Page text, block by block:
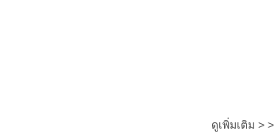
ดูเพิ่มเติม > >